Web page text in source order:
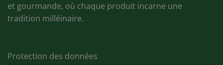
et gourmande, où chaque produit incarne une
tradition milléinaire.
Protection des données